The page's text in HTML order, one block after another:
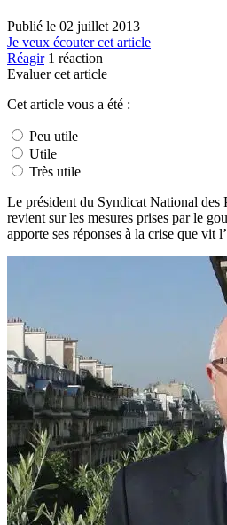
Publié le 02 juillet 2013
Je veux écouter cet article
Réagir 1 réaction
Evaluer cet article
Cet article vous a été :
Peu utile
Utile
Très utile
Le président du Syndicat National des
revient sur les mesures prises par le
apporte ses réponses à la crise que vit